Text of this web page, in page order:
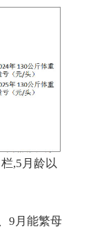
,5月龄以
9月能繁母